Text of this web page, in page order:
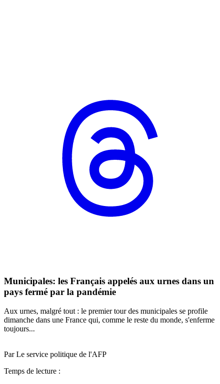
Municipales: les Français appelés aux urnes dans un
pays fermé par la pandémie
Aux urnes, malgré tout : le premier tour des municipales se profile
dimanche dans une France qui, comme le reste du monde, s'enferme
toujours...
Par Le service politique de l'AFP
Temps de lecture :